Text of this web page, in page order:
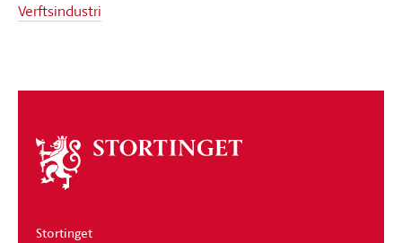
Verftsindustri
Om
stortinget
Stortinget